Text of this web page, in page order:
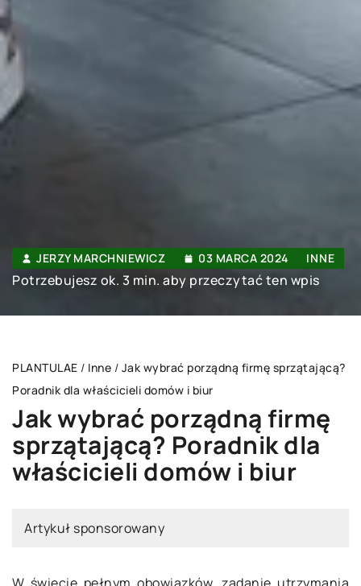
JERZY MARCHNIEWICZ 03 MARCA 2024 INNE
Potrzebujesz ok. 3 min. aby przeczytać ten wpis
PLANTULAE / Inne / Jak wybrać porządną firmę sprzątającą?
Poradnik dla właścicieli domów i biur
Jak wybrać porządną firmę
sprzątającą? Poradnik dla
właścicieli domów i biur
Artykuł sponsorowany